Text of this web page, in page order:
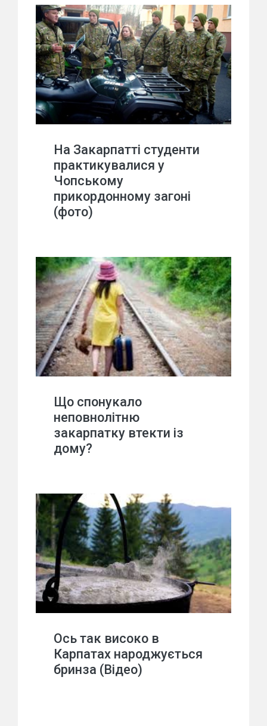
На Закарпатті студенти
практикувалися у
Чопському
прикордонному загоні
(фото)
Що спонукало
неповнолітню
закарпатку втекти із
дому?
Ось так високо в
Карпатах народжується
бринза (Відео)